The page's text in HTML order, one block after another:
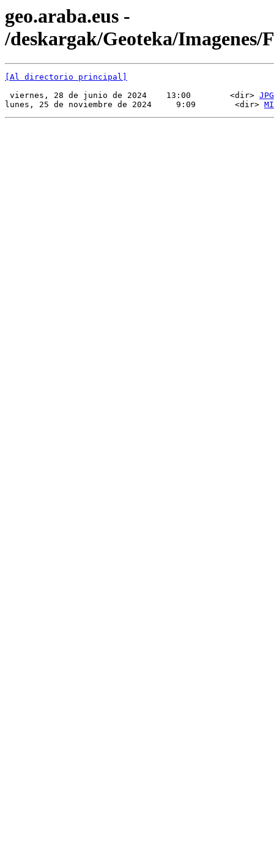
geo.araba.eus -
/deskargak/Geoteka/Imagenes/
[Al directorio principal]
viernes, 28 de junio de 2024    13:00        <dir> JPG
lunes, 25 de noviembre de 2024     9:09        <dir>